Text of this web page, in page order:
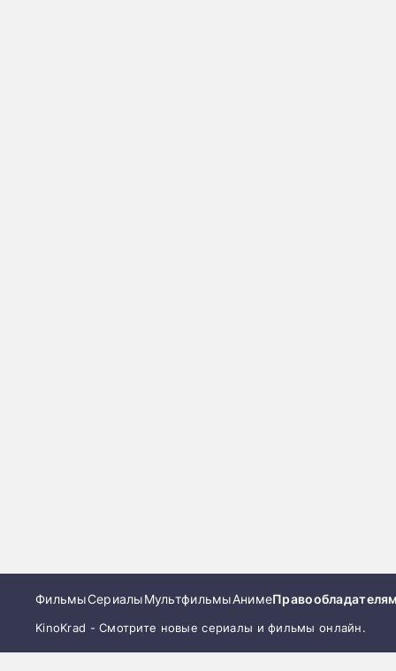
ФильмыСериалыМультфильмыАниме
KinoKrad - Смотрите новые сериалы и фильмы онлайн.